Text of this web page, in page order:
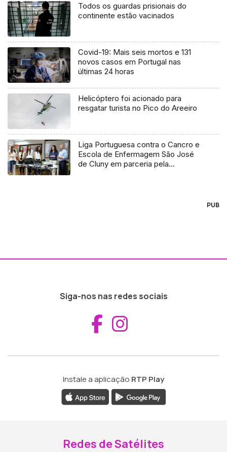
Todos os guardas prisionais do
continente estão vacinados
Covid-19: Mais seis mortos e 131
novos casos em Portugal nas
últimas 24 horas
Helicóptero foi acionado para
resgatar turista no Pico do Areeiro
Liga Portuguesa contra o Cancro e
Escola de Enfermagem São José
de Cluny em parceria pela
PUB
Siga-nos nas redes sociais
Aceder ao
Instale a aplicação RTP Play
Redes de Satélites